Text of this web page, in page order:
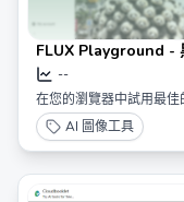
FLUX Playground -
--
在您的瀏覽器中試用最佳
AI 圖像工具